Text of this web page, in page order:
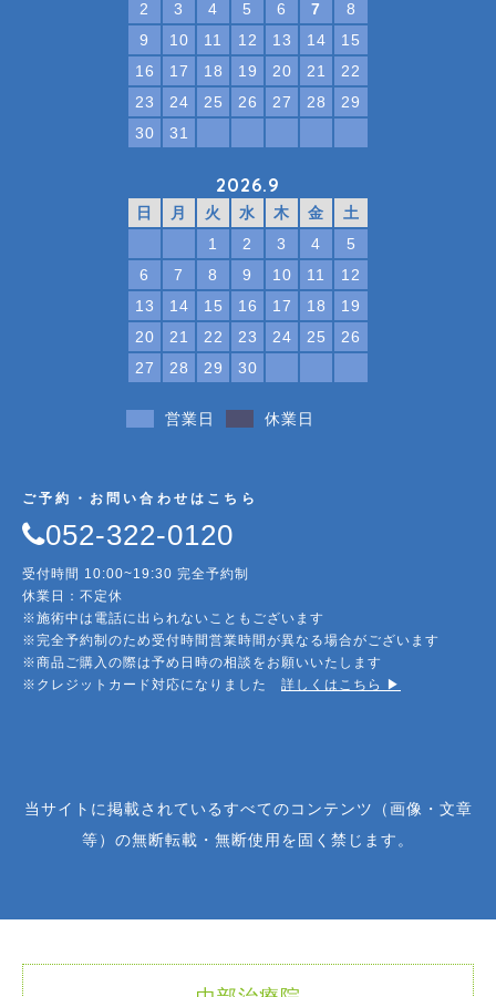
2
3 4 5 6 7
8
9
10 11 12 13 14
15
16
17 18 19 20 21
22
23
24 25 26 27 28
29
30
31
2026.9
日 月 火 水 木 金
土
1
2 3 4
5
6
7 8 9 10 11
12
13
14 15 16 17 18
19
20
21 22 23 24 25
26
27
28 29 30
営業日 休業日
ご予約・お問い合わせはこちら
052-322-0120
受付時間 10:00~19:30 完全予約制
休業日：不定休
※施術中は電話に出られないこともございます
※完全予約制のため受付時間営業時間が異なる場合がございます
※商品ご購入の際は予め日時の相談をお願いいたします
※クレジットカード対応になりました 詳しくはこちら ▶︎
当サイトに掲載されているすべてのコンテンツ（画像・文章
等）の無断転載・無断使用を固く禁じます。